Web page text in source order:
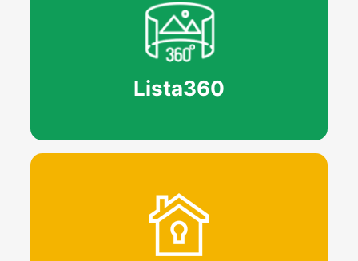
Lista360